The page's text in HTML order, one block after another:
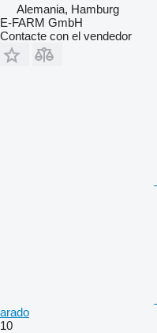
Alemania, Hamburg
E-FARM GmbH
Contacte con el vendedor
arado
10